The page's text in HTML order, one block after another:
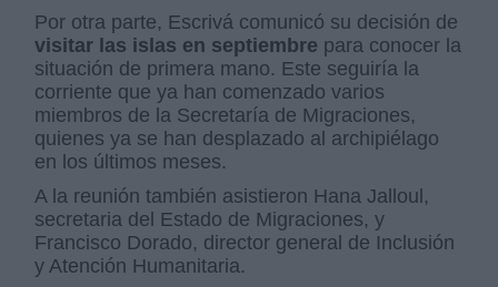
Por otra parte, Escrivá comunicó su decisión de
visitar las islas en septiembre para conocer la
situación de primera mano. Este seguiría la
corriente que ya han comenzado varios
miembros de la Secretaría de Migraciones,
quienes ya se han desplazado al archipiélago
en los últimos meses.
A la reunión también asistieron Hana Jalloul,
secretaria del Estado de Migraciones, y
Francisco Dorado, director general de Inclusión
y Atención Humanitaria.